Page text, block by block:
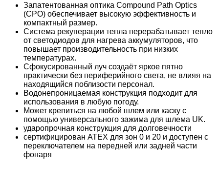
Запатентованная оптика Compound Path Optics
(CPO) обеспечивает высокую эффективность и
компактный размер.
Система рекуперации тепла перерабатывает тепло
от светодиодов для нагрева аккумуляторов, что
повышает производительность при низких
температурах.
Сфокусированный луч создаёт яркое пятно
практически без периферийного света, не влияя на
находящийся поблизости персонал.
Водонепроницаемая конструкция подходит для
использования в любую погоду.
Может крепиться на любой шлем или каску с
помощью универсального зажима для шлема UK.
ударопрочная конструкция для долговечности
сертифицирован ATEX для зон 0 и 20 и доступен с
переключателем на передней или задней части
фонаря